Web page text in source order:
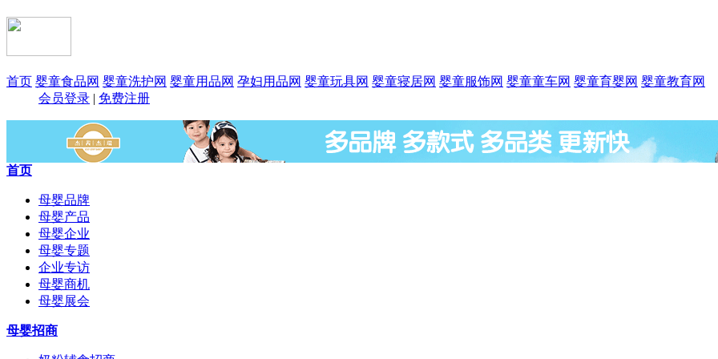
首页 婴童食品网 婴童洗护网 婴童用品网 孕妇用品网 婴童玩具网 婴童寝居网 婴童服饰网 婴童童车网 婴童育婴网 婴童教育网
会员登录 | 免费注册
首页
母婴品牌
母婴产品
母婴企业
母婴专题
企业专访
母婴商机
母婴展会
母婴招商